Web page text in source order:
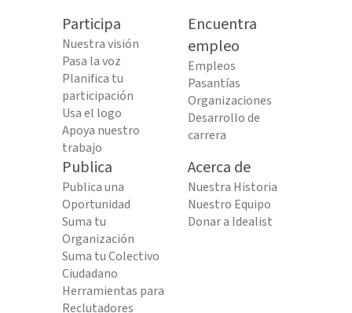
Participa
Nuestra visión
Pasa la voz
Planifica tu
participación
Usa el logo
Apoya nuestro
trabajo
Encuentra
empleo
Empleos
Pasantías
Organizaciones
Desarrollo de
carrera
Publica
Publica una
Oportunidad
Suma tu
Organización
Suma tu Colectivo
Ciudadano
Herramientas para
Reclutadores
Acerca de
Nuestra Historia
Nuestro Equipo
Donar a Idealist